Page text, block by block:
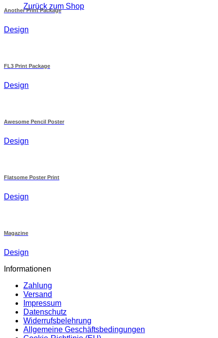
Zurück zum Shop
Another Print Package
Design
FL3 Print Package
Design
Awesome Pencil Poster
Design
Flatsome Poster Print
Design
Magazine
Design
Informationen
Zahlung
Versand
Impressum
Datenschutz
Widerrufsbelehrung
Allgemeine Geschäftsbedingungen